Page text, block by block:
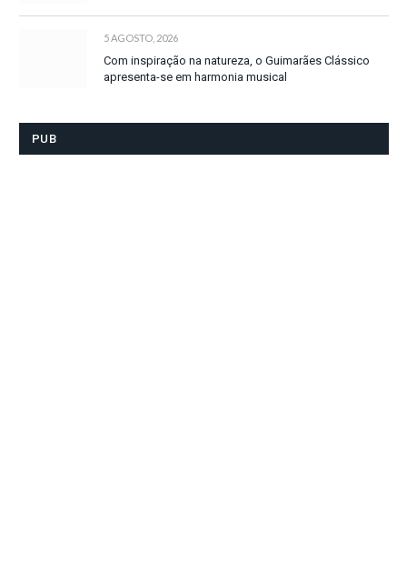
5 AGOSTO, 2026
Com inspiração na natureza, o Guimarães Clássico
apresenta-se em harmonia musical
PUB